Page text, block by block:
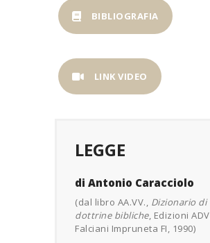
BIBLIOGRAFIA
LINK VIDEO
LEGGE
di Antonio Caracciolo
(dal libro AA.VV., Dizionario di
dottrine bibliche, Edizioni ADV,
Falciani Impruneta FI, 1990)